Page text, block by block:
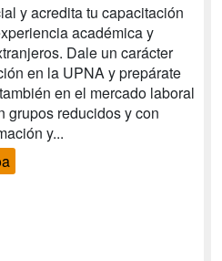
y acredita tu capacitación
académica y
Dale un carácter
en la UPNA y prepárate
en el mercado laboral
grupos reducidos y con
y...